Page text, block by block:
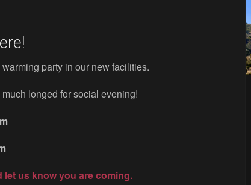
party in our new facilities.
longed for social evening!
let us know you are coming.